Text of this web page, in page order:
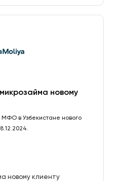
новому
в Узбекистане нового
новому клиенту